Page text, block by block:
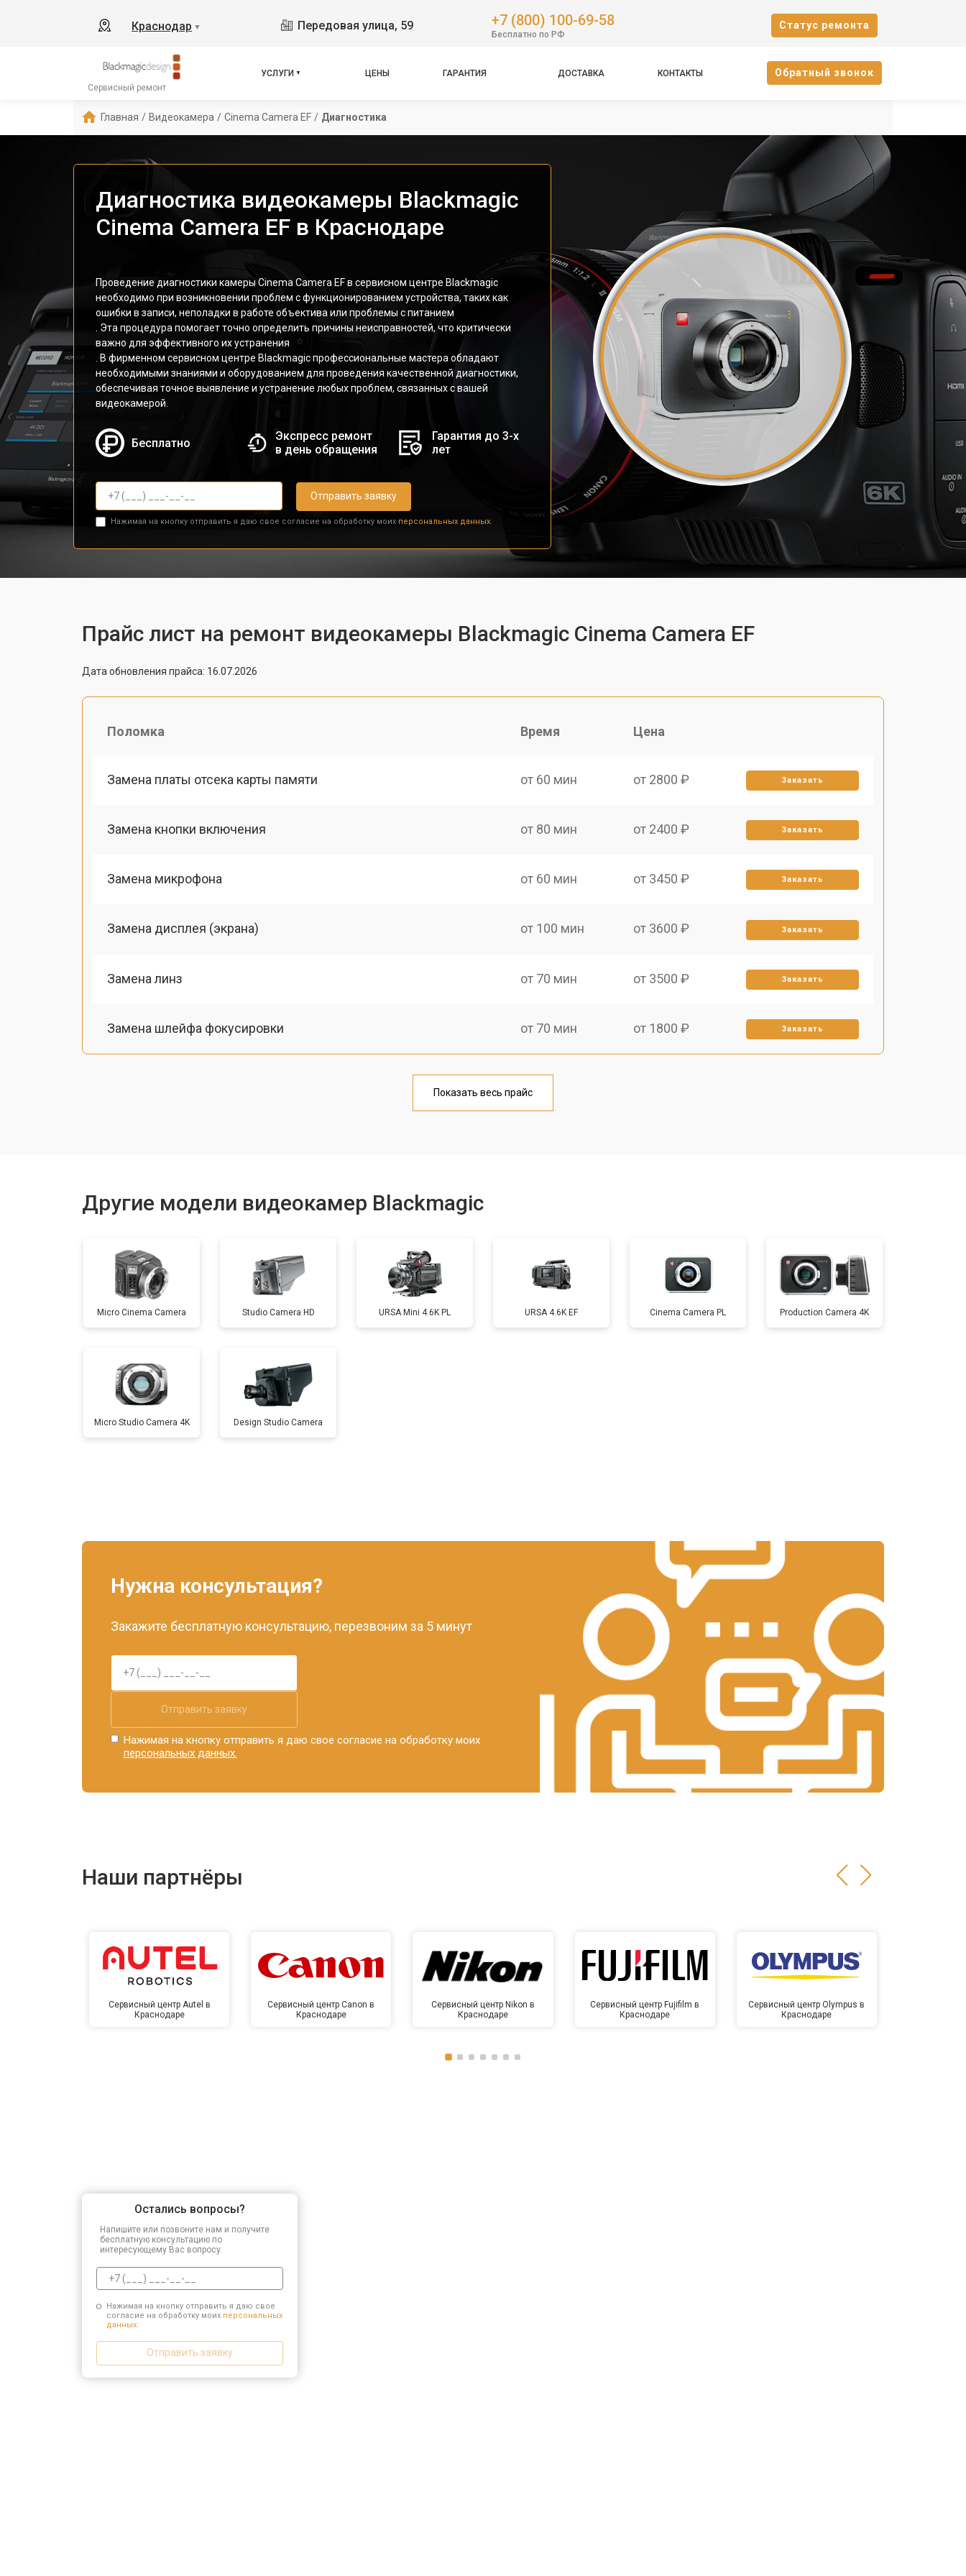
Краснодар ▼ Передовая улица, 59 +7 (800) 100-69-58
Бесплатно по РФ
Cтатус ремонта
Сервисный ремонт
УСЛУГИ ЦЕНЫ ГАРАНТИЯ ДОСТАВКА КОНТАКТЫ Oбратный звонок
Главная / Видеокамера / Cinema Camera EF / Диагностика
Диагностика видеокамеры Blackmagic
Cinema Camera EF в Краснодаре
Проведение диагностики камеры Cinema Camera EF в сервисном центре Blackmagic
необходимо при возникновении проблем с функционированием устройства, таких как
ошибки в записи, неполадки в работе объектива или проблемы с питанием
. Эта процедура помогает точно определить причины неисправностей, что критически
важно для эффективного их устранения
. В фирменном сервисном центре Blackmagic профессиональные мастера обладают
необходимыми знаниями и оборудованием для проведения качественной диагностики,
обеспечивая точное выявление и устранение любых проблем, связанных с вашей
видеокамерой.
Бесплатно
Экспресс ремонт
в день обращения
Гарантия до 3-х
лет
Отправить заявку
Нажимая на кнопку отправить я даю свое согласие на обработку моих персональных данных.
Прайс лист на ремонт видеокамеры Blackmagic Cinema Camera EF
Дата обновления прайса: 16.07.2026
Поломка Время Цена
Замена платы отсека карты памяти от 60 мин от 2800 ₽ Заказать
Замена кнопки включения от 80 мин от 2400 ₽ Заказать
Замена микрофона от 60 мин от 3450 ₽ Заказать
Замена дисплея (экрана) от 100 мин от 3600 ₽ Заказать
Замена линз от 70 мин от 3500 ₽ Заказать
Замена шлейфа фокусировки от 70 мин от 1800 ₽ Заказать
от 70 мин
Замена/ремонт стабилизатора от 80 мин от 4500 ₽ Заказать
Ремонт объектива от 130 мин от 5000 ₽ Заказать
Показать весь прайс
Другие модели видеокамер Blackmagic
Micro Cinema Camera Studio Camera HD URSA Mini 4.6K PL URSA 4.6K EF Cinema Camera PL Production Camera 4K
Micro Studio Camera 4K Design Studio Camera
Нужна консультация?
Закажите бесплатную консультацию, перезвоним за 5 минут
Отправить заявку
Нажимая на кнопку отправить я даю свое согласие на обработку моих
персональных данных.
Наши партнёры
Сервисный центр Autel в
Краснодаре
Сервисный центр Canon в
Краснодаре
Сервисный центр Nikon в
Краснодаре
Сервисный центр Fujifilm в
Краснодаре
Сервисный центр Olympus в
Краснодаре
Остались вопросы?
Напишите или позвоните нам и получите
бесплатную консультацию по
интересующему Вас вопросу.
Нажимая на кнопку отправить я даю свое
согласие на обработку моих персональных
данных.
Отправить заявку